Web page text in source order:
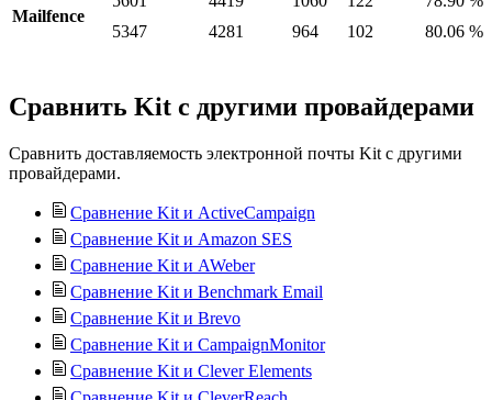
Mailfence
5347
4281
964
102
80.06 %
Сравнить Kit с другими провайдерами
Сравнить доставляемость электронной почты Kit с другими
провайдерами.
Сравнение Kit и ActiveCampaign
Сравнение Kit и Amazon SES
Сравнение Kit и AWeber
Сравнение Kit и Benchmark Email
Сравнение Kit и Brevo
Сравнение Kit и CampaignMonitor
Сравнение Kit и Clever Elements